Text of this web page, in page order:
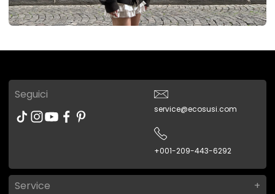
Seguici
service@ecosusi.com
+001-209-443-6292
Service